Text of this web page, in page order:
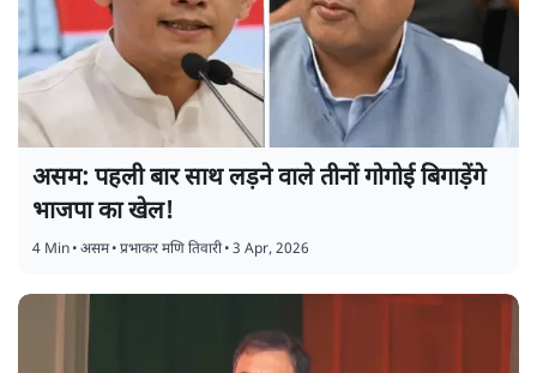
असम: पहली बार साथ लड़ने वाले तीनों गोगोई बिगाड़ेंगे
भाजपा का खेल!
4 Min•असम•प्रभाकर मणि तिवारी•3 Apr, 2026